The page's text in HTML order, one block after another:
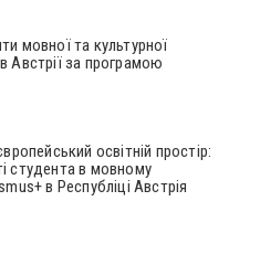
мовної та культурної
Австрії за програмою
освітній простір:
студента в мовному
в Республіці Австрія